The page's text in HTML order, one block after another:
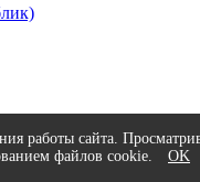
работы сайта.
файлов cookie.
OK